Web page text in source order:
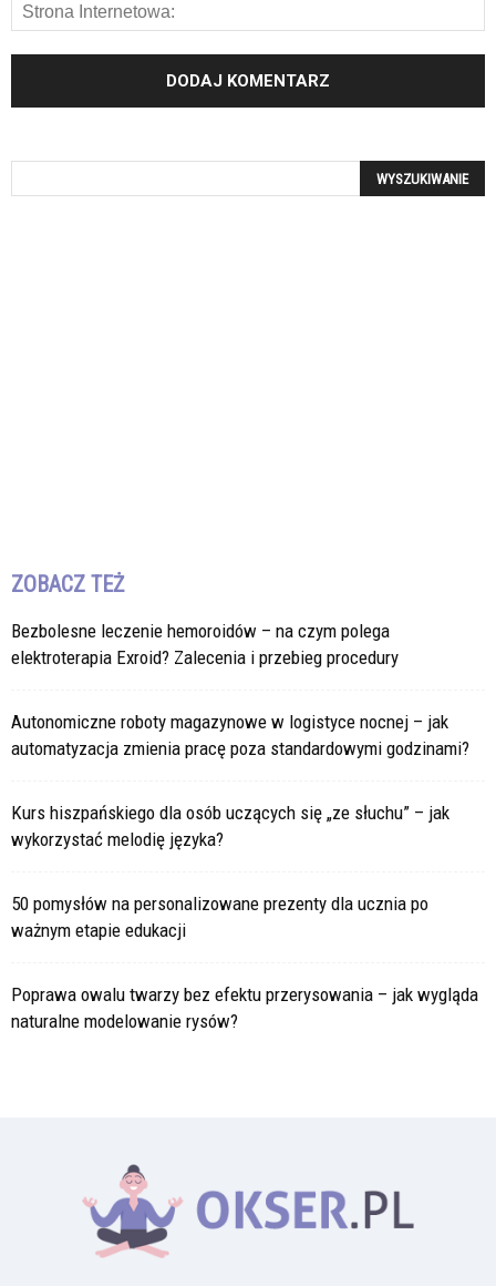
ZOBACZ TEŻ
Bezbolesne leczenie hemoroidów – na czym polega
elektroterapia Exroid? Zalecenia i przebieg procedury
Autonomiczne roboty magazynowe w logistyce nocnej – jak
automatyzacja zmienia pracę poza standardowymi godzinami?
Kurs hiszpańskiego dla osób uczących się „ze słuchu” – jak
wykorzystać melodię języka?
50 pomysłów na personalizowane prezenty dla ucznia po
ważnym etapie edukacji
Poprawa owalu twarzy bez efektu przerysowania – jak wygląda
naturalne modelowanie rysów?